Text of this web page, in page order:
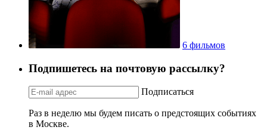
6 фильмов
Подпишетесь на почтовую рассылку?
Подписаться
Раз в неделю мы будем писать о предстоящих событиях
в Москве.